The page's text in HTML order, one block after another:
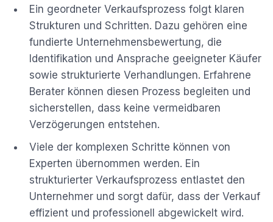
Ein geordneter Verkaufsprozess folgt klaren
Strukturen und Schritten. Dazu gehören eine
fundierte Unternehmensbewertung, die
Identifikation und Ansprache geeigneter Käufer
sowie strukturierte Verhandlungen. Erfahrene
Berater können diesen Prozess begleiten und
sicherstellen, dass keine vermeidbaren
Verzögerungen entstehen.
Viele der komplexen Schritte können von
Experten übernommen werden. Ein
strukturierter Verkaufsprozess entlastet den
Unternehmer und sorgt dafür, dass der Verkauf
effizient und professionell abgewickelt wird.